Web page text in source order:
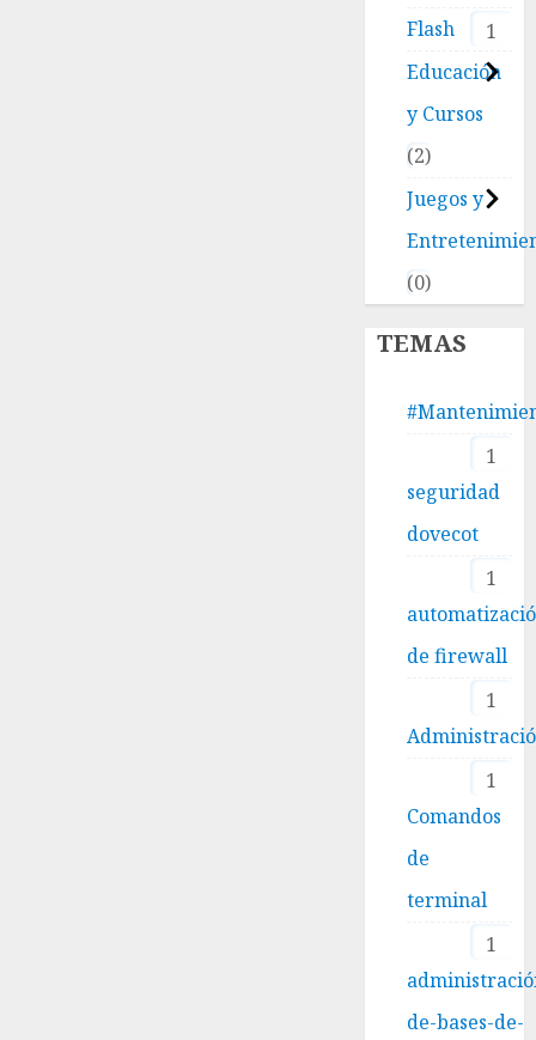
Flash
1
Educación
y Cursos
2
Juegos y
0
TEMAS
1
seguridad
dovecot
1
de firewall
1
1
Comandos
de
terminal
1
de-bases-de-